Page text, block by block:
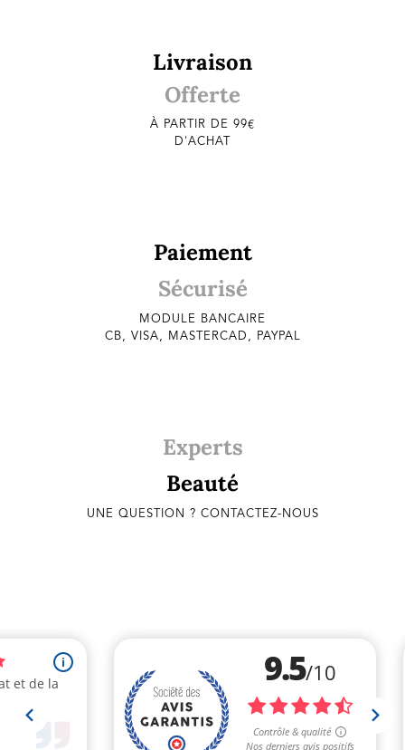
Livraison
Offerte
À PARTIR DE 99€
D'ACHAT
Paiement
Sécurisé
MODULE BANCAIRE
CB, VISA, MASTERCAD, PAYPAL
Experts
Beauté
UNE QUESTION ? CONTACTEZ-NOUS